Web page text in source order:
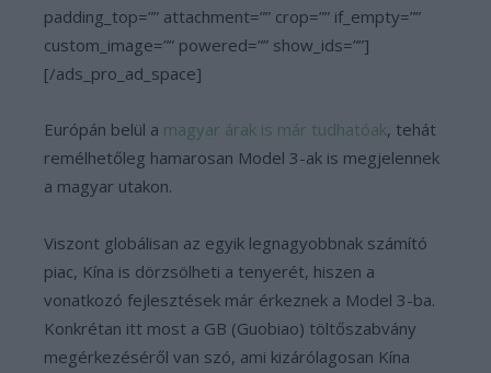
padding_top=”” attachment=”” crop=”” if_empty=””
custom_image=”” powered=”” show_ids=””]
[/ads_pro_ad_space]
Európán belül a magyar árak is már tudhatóak, tehát
remélhetőleg hamarosan Model 3-ak is megjelennek
a magyar utakon.
Viszont globálisan az egyik legnagyobbnak számító
piac, Kína is dörzsölheti a tenyerét, hiszen a
vonatkozó fejlesztések már érkeznek a Model 3-ba.
Konkrétan itt most a GB (Guobiao) töltőszabvány
megérkezéséről van szó, ami kizárólagosan Kína